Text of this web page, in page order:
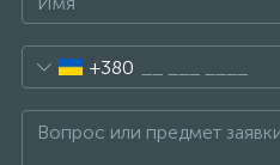
+380